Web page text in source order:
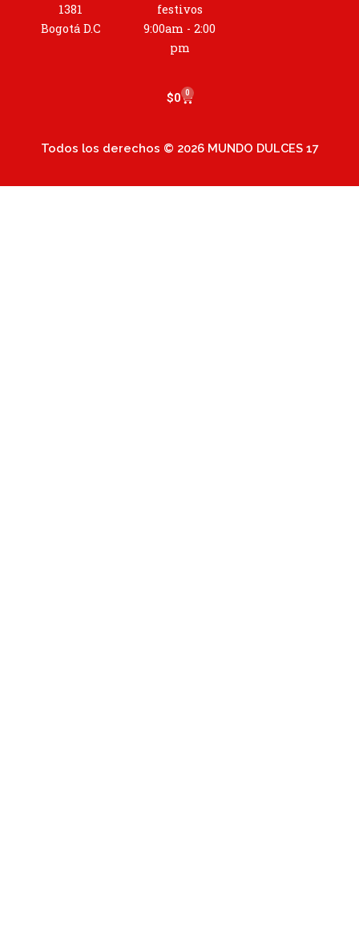
1381
Bogotá D.C
festivos
9:00am - 2:00
pm
$0 0
Cart
Todos los derechos © 2026 MUNDO DULCES 17